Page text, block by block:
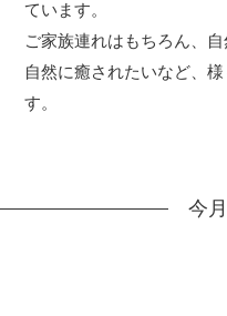
ています。
ご家族連れはもちろん、
自然に癒されたいなど、
す。
今